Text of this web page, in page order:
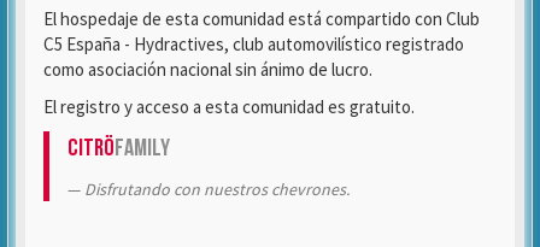
El hospedaje de esta comunidad está compartido con Club
C5 España - Hydractives, club automovilístico registrado
como asociación nacional sin ánimo de lucro.
El registro y acceso a esta comunidad es gratuito.
CitröFamily
Disfrutando con nuestros chevrones.